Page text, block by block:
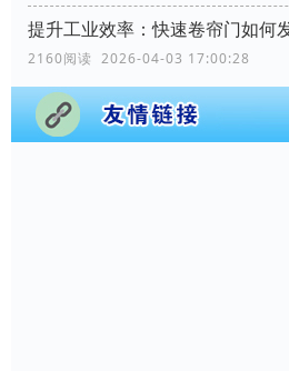
提升工业效率：快速卷帘门如何
2160阅读 2026-04-03 17:00:28